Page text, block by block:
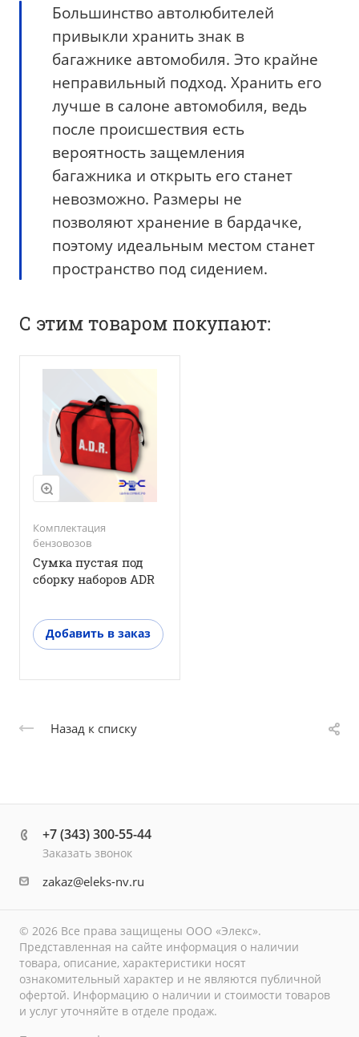
Большинство автолюбителей
привыкли хранить знак в
багажнике автомобиля. Это крайне
неправильный подход. Хранить его
лучше в салоне автомобиля, ведь
после происшествия есть
вероятность защемления
багажника и открыть его станет
невозможно. Размеры не
позволяют хранение в бардачке,
поэтому идеальным местом станет
пространство под сидением.
С этим товаром покупают:
Комплектация
бензовозов
Сумка пустая под
сборку наборов ADR
Добавить в заказ
Назад к списку
+7 (343) 300-55-44
Заказать звонок
zakaz@eleks-nv.ru
© 2026 Все права защищены ООО «Элекс».
Представленная на сайте информация о наличии
товара, описание, характеристики носят
ознакомительный характер и не являются публичной
офертой. Информацию о наличии и стоимости товаров
и услуг уточняйте в отделе продаж.